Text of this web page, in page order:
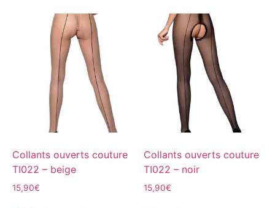
Collants ouverts couture
TI022 – beige
15,90€
Collants ouverts couture
TI022 – noir
15,90€